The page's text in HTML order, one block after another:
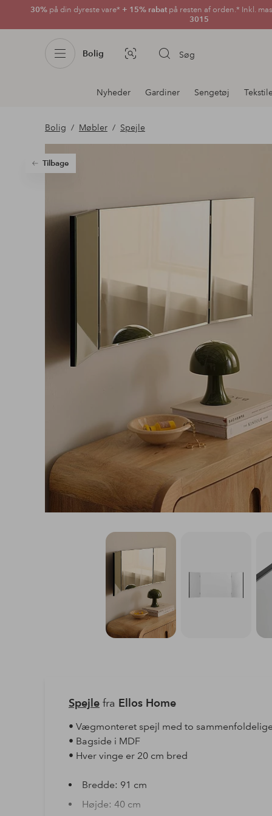
30% på din dyreste vare* + 15% rabatpå resten af orden.* Inkl.
3015
Bolig Billedsøgning Søg
Afdelningsnavigation
Nyheder Gardiner Sengetøj
Bolig Møbler Spejle
Tilbage
Spejlefra Ellos Home
• Vægmonteret spejl med to
• Bagside i MDF
• Hver vinge er 20 cm bred
Bredde: 91 cm
Højde: 40 cm